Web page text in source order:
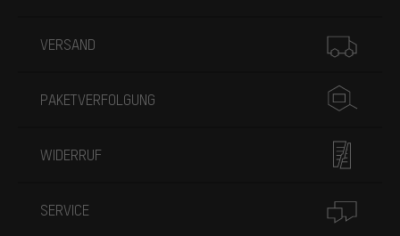
VERSAND
PAKETVERFOLGUNG
WIDERRUF
SERVICE